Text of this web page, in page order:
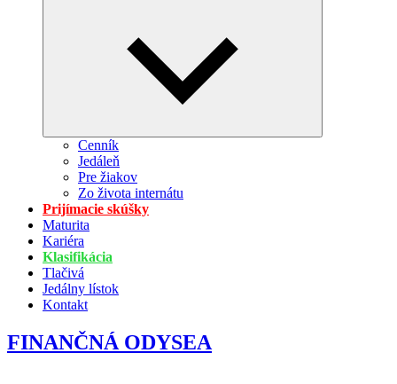
Cenník
Jedáleň
Pre žiakov
Zo života internátu
Prijímacie skúšky
Maturita
Kariéra
Klasifikácia
Tlačivá
Jedálny lístok
Kontakt
FINANČNÁ ODYSEA